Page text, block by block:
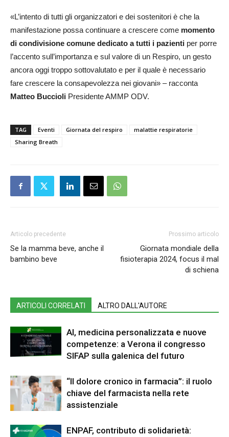
«L’intento di tutti gli organizzatori e dei sostenitori è che la
manifestazione possa continuare a crescere come momento
di condivisione comune dedicato a tutti i pazienti per porre
l’accento sull’importanza e sul valore di un Respiro, un gesto
ancora oggi troppo sottovalutato e per il quale è necessario
fare crescere la consapevolezza nei giovani» – racconta
Matteo Buccioli Presidente AMMP ODV.
TAG Eventi Giornata del respiro
malattie respiratorie
Sharing Breath
Articolo precedente
Se la mamma beve, anche il
bambino beve
Prossimo articolo
Giornata mondiale della
fisioterapia 2024, focus il mal
di schiena
ARTICOLI CORRELATI ALTRO DALL'AUTORE
AI, medicina personalizzata e nuove
competenze: a Verona il congresso
SIFAP sulla galenica del futuro
“Il dolore cronico in farmacia”: il ruolo
chiave del farmacista nella rete
assistenziale
ENPAF, contributo di solidarietà: